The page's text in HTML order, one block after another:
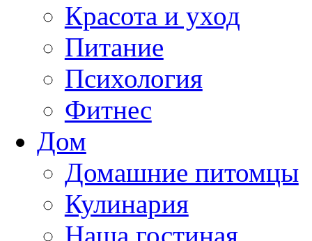
Красота и уход
Питание
Психология
Фитнес
Дом
Домашние питомцы
Кулинария